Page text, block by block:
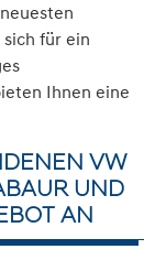
für ein
Ihnen eine
VW
UND
AN